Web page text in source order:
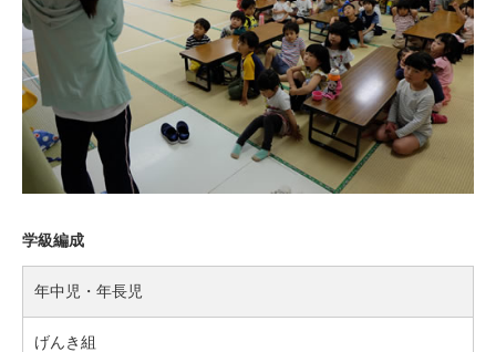
学級編成
年中児・年長児
げんき組